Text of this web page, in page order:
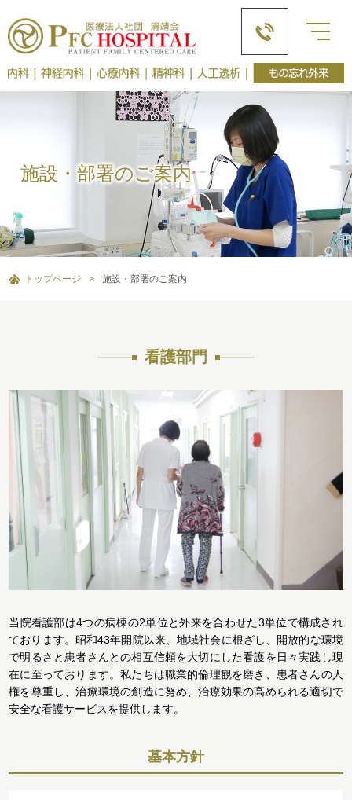
施設・部署のご案内
トップページ > 施設・部署のご案内
看護部門
当院看護部は4つの病棟の2単位と外来を合わせた3単位で構成され
ております。昭和43年開院以来、地域社会に根ざし、開放的な環境
で明るさと患者さんとの相互信頼を大切にした看護を日々実践し現
在に至っております。私たちは職業的倫理観を磨き、患者さんの人
権を尊重し、治療環境の創造に努め、治療効果の高められる適切で
安全な看護サービスを提供します。
基本方針